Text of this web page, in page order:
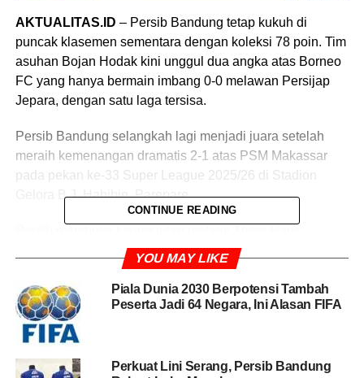
AKTUALITAS.ID – Persib Bandung tetap kukuh di
puncak klasemen sementara dengan koleksi 78 poin. Tim
asuhan Bojan Hodak kini unggul dua angka atas Borneo
FC yang hanya bermain imbang 0-0 melawan Persijap
Jepara, dengan satu laga tersisa.
Persib Bandung selangkah lagi menjadi juara setelah
meraih kemenangan dramatis 2-1 atas PSM Makassar
pada pekan ke-33 Super League 2025/26 di Stadion
Gelora B.J. Habibie, Parepare.
sebelum PSM menyamakan kedudukan lewat gol Yuran
Fernandes. Julio Cesar muncul sebagai penentu
kemenangan lewat gol pada menit ke-90+7.
Sementara itu, PSM Makassar masih tertahan di posisi
ke-14 dengan raihan 34 poin dan belum sepenuhnya
aman dari ancaman papan bawah, demikian yang dilansir
CONTINUE READING
YOU MAY LIKE
Piala Dunia 2030 Berpotensi Tambah
Peserta Jadi 64 Negara, Ini Alasan FIFA
Perkuat Lini Serang, Persib Bandung